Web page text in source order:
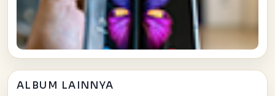
ALBUM LAINNYA